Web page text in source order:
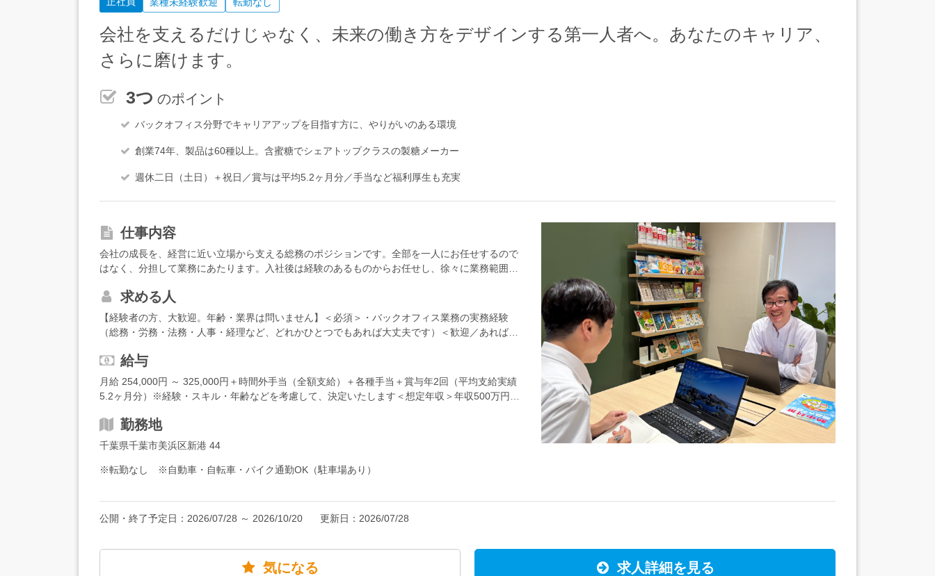
会社を支えるだけじゃなく、未来の働き方をデザインする第一人者へ。あなたのキャリア、
さらに磨けます。
3つ のポイント
バックオフィス分野でキャリアアップを目指す方に、やりがいのある環境
創業74年、製品は60種以上。含蜜糖でシェアトップクラスの製糖メーカー
週休二日（土日）＋祝日／賞与は平均5.2ヶ月分／手当など福利厚生も充実
仕事内容
会社の成長を、経営に近い立場から支える総務のポジションです。全部を一人にお任せするので
はなく、分担して業務にあたります。入社後は経験のあるものからお任せし、徐々に業務範囲を
体（製糖工業会等）・関連会社対応・社内規定の整備、コンプライアンス対応＜契約・購買管理
＞・契約書・事務所等の契約関係、購買、保険の管理・オフィス機器などの選定と購買管理＜補
助金・新規事業サポート＞・補助金の申請業務の補佐、事業報告＜施設・安全衛生＞・各拠点
（千葉本社・東京事務所・種子島等）のファシリティ関連・新事務所・新工場のセキュリティ方
針策定の補佐、社内制度の運用提案・労働安全衛生の主管（安全衛生委員会の運営、工場パトロ
ール、改善指導など）＜IT・システム＞・事業運営に適したネットワーク環境の導入検討・申請
◆入社後は…既存の総務メンバーと一緒に、日々の業務から少しずつ全体像を掴んでいっていた
だきます。徐々に業務範囲を広げ、経験を積んでいきましょう。◆ゆくゆくは…あなたの希望や
適性に合わせて、管理職としてマネジメント業務もお任せしたいと考えています。★各拠点のフ
ァシリティ業務は、食堂の運用ルール提案や、拠点の草刈りの計画なども含め、多岐にわたりま
す。★総務メンバーは、若手からベテランまで、6名の社員が活躍中！
求める人
【経験者の方、大歓迎。年齢・業界は問いません】＜必須＞・バックオフィス業務の実務経験
（総務・労務・法務・人事・経理など、どれかひとつでもあれば大丈夫です）＜歓迎／あれば活
応など）・経理・会社法の知識・新規事業・補助金の申請〜事業報告まで担った経験＜こんなタ
イプに向いています＞・人と関わりながら、自分の役割をまっとうしたい方・役職に就くことも
見据えて、腰を据えて働きたい方・会社全体のために、幅広く動ける方
給与
月給 254,000円 ～ 325,000円＋時間外手当（全額支給）＋各種手当＋賞与年2回（平均支給実績
5.2ヶ月分）※経験・スキル・年齢などを考慮して、決定いたします＜想定年収＞年収500万円～
勤務地
千葉県千葉市美浜区新港 44
※転勤なし ※自動車・自転車・バイク通勤OK（駐車場あり）
公開・終了予定日： 2026/07/28 ～ 2026/10/20 更新日： 2026/07/28
気になる 求人詳細を見る